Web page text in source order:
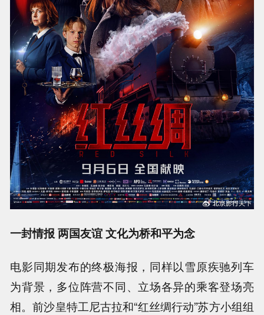
一封情报 两国友谊 文化为桥和平为念
电影同期发布的终极海报，同样以雪原疾驰列车
为背景，多位阵营不同、立场各异的乘客登场亮
相。前沙皇特工尼古拉和“红丝绸行动”苏方小组组